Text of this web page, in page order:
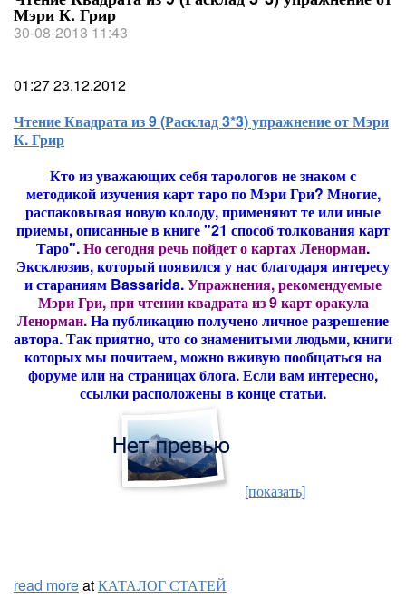
Мэри К. Грир
30-08-2013 11:43
01:27 23.12.2012
Чтение Квадрата из 9 (Расклад 3*3) упражнение от Мэри
К. Грир
Кто из уважающих себя тарологов не знаком с
методикой изучения карт таро по Мэри Гри? Многие,
распаковывая новую колоду, применяют те или иные
приемы, описанные в книге "21 способ толкования карт
Таро".Но сегодня речь пойдет о картах Ленорман.
Эксклюзив, который появился у нас благодаря интересу
и стараниям Bassarida.Упражнения, рекомендуемые
Мэри Гри, при чтении квадрата из 9 карт оракула
Ленорман.На публикацию получено личное разрешение
автора. Так приятно, что со знаменитыми людьми, книги
которых мы почитаем, можно вживую пообщаться на
форуме или на страницах блога. Если вам интересно,
ссылки расположены в конце статьи.
[показать]
read moreatКАТАЛОГ СТАТЕЙ